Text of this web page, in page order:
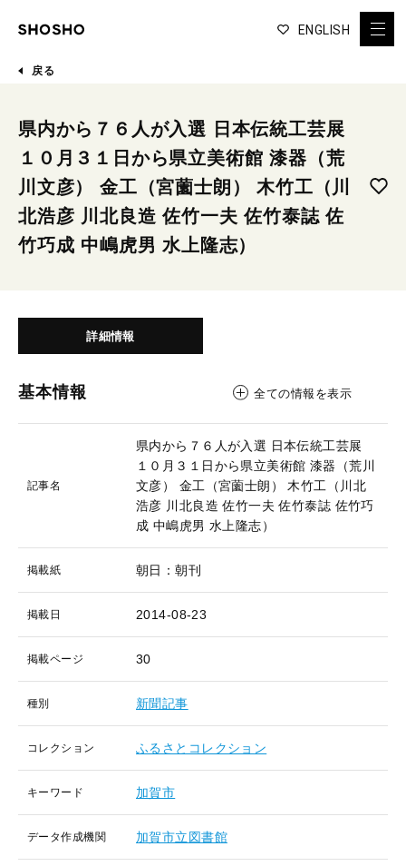
ENGLISH
戻る
県内から７６人が入選 日本伝統工芸展
１０月３１日から県立美術館 漆器（荒
川文彦） 金工（宮薗士朗） 木竹工（川
北浩彦 川北良造 佐竹一夫 佐竹泰誌 佐
竹巧成 中嶋虎男 水上隆志）
詳細情報
基本情報 全ての情報を表示
記事名
県内から７６人が入選 日本伝統工芸展
１０月３１日から県立美術館 漆器（荒川
文彦） 金工（宮薗士朗） 木竹工（川北
浩彦 川北良造 佐竹一夫 佐竹泰誌 佐竹巧
成 中嶋虎男 水上隆志）
掲載紙 朝日：朝刊
掲載日 2014-08-23
掲載ページ 30
種別 新聞記事
コレクション ふるさとコレクション
キーワード 加賀市
データ作成機関 加賀市立図書館